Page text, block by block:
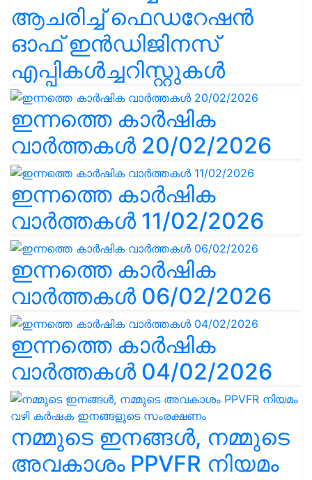
ആചരിച്ച് ഫെഡറേഷൻ
ഓഫ് ഇൻഡിജിനസ്
എപ്പികൾച്ചറിസ്റ്റുകൾ
ഇന്നത്തെ കാർഷിക
വാർത്തകൾ 20/02/2026
ഇന്നത്തെ കാർഷിക
വാർത്തകൾ 11/02/2026
ഇന്നത്തെ കാർഷിക
വാർത്തകൾ 06/02/2026
ഇന്നത്തെ കാർഷിക
വാർത്തകൾ 04/02/2026
നമ്മുടെ ഇനങ്ങൾ, നമ്മുടെ
അവകാശം PPVFR നിയമം